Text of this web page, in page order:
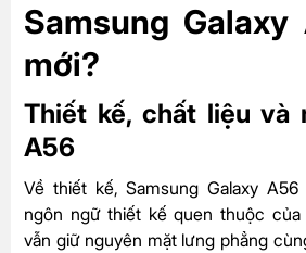
Samsung
mới?
Thiết kế, chất liệu và
A56
Về thiết kế, Samsung Galaxy
ngôn ngữ thiết kế quen thuộc
vẫn giữ nguyên mặt lưng phẳng